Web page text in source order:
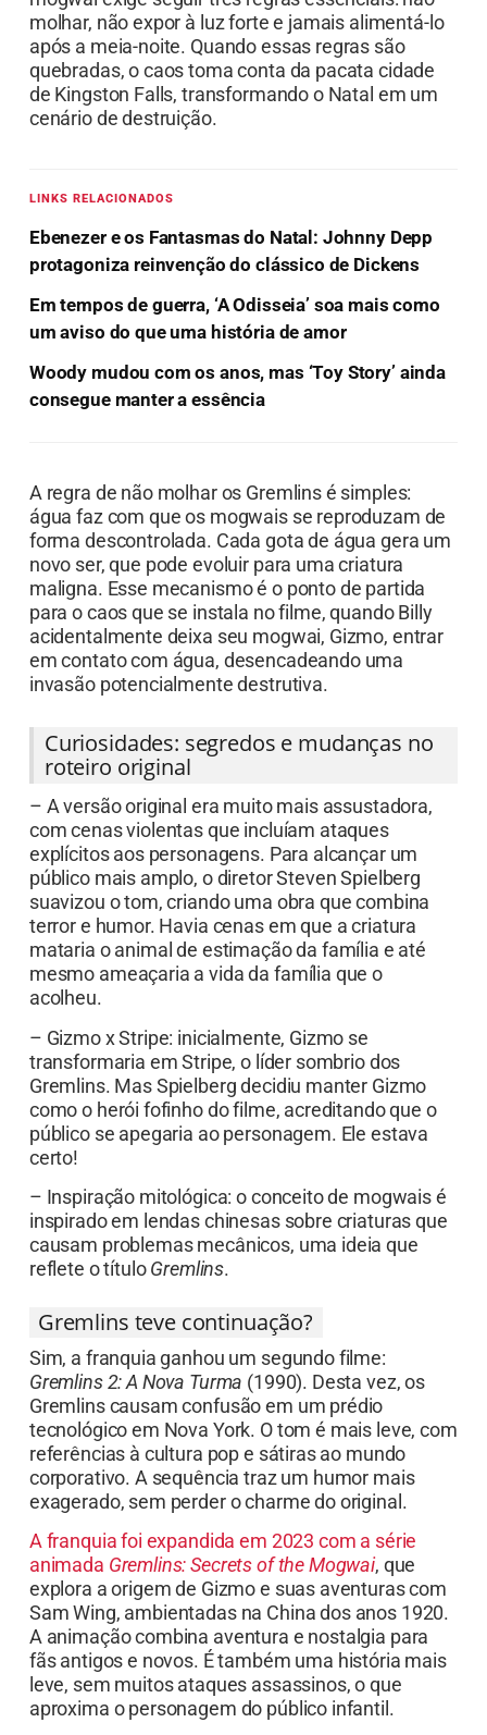
molhar, não expor à luz forte e jamais alimentá-lo
após a meia-noite. Quando essas regras são
quebradas, o caos toma conta da pacata cidade
de Kingston Falls, transformando o Natal em um
cenário de destruição.
LINKS RELACIONADOS
Ebenezer e os Fantasmas do Natal: Johnny Depp
protagoniza reinvenção do clássico de Dickens
Em tempos de guerra, ‘A Odisseia’ soa mais como
um aviso do que uma história de amor
Woody mudou com os anos, mas ‘Toy Story’ ainda
consegue manter a essência
A regra de não molhar os Gremlins é simples:
água faz com que os mogwais se reproduzam de
forma descontrolada. Cada gota de água gera um
novo ser, que pode evoluir para uma criatura
maligna. Esse mecanismo é o ponto de partida
para o caos que se instala no filme, quando Billy
acidentalmente deixa seu mogwai, Gizmo, entrar
em contato com água, desencadeando uma
invasão potencialmente destrutiva.
Curiosidades: segredos e mudanças no
roteiro original
– A versão original era muito mais assustadora,
com cenas violentas que incluíam ataques
explícitos aos personagens. Para alcançar um
público mais amplo, o diretor Steven Spielberg
suavizou o tom, criando uma obra que combina
terror e humor. Havia cenas em que a criatura
mataria o animal de estimação da família e até
mesmo ameaçaria a vida da família que o
acolheu.
– Gizmo x Stripe: inicialmente, Gizmo se
transformaria em Stripe, o líder sombrio dos
Gremlins. Mas Spielberg decidiu manter Gizmo
como o herói fofinho do filme, acreditando que o
público se apegaria ao personagem. Ele estava
certo!
– Inspiração mitológica: o conceito de mogwais é
inspirado em lendas chinesas sobre criaturas que
causam problemas mecânicos, uma ideia que
reflete o títuloGremlins.
Gremlins teve continuação?
Sim, a franquia ganhou um segundo filme:
Gremlins 2: A Nova Turma (1990). Desta vez, os
Gremlins causam confusão em um prédio
tecnológico em Nova York. O tom é mais leve, com
referências à cultura pop e sátiras ao mundo
corporativo. A sequência traz um humor mais
exagerado, sem perder o charme do original.
A franquia foi expandida em 2023 com a série
animada Gremlins: Secrets of the Mogwai, que
explora a origem de Gizmo e suas aventuras com
Sam Wing, ambientadas na China dos anos 1920.
A animação combina aventura e nostalgia para
fãs antigos e novos. É também uma história mais
leve, sem muitos ataques assassinos, o que
aproxima o personagem do público infantil.